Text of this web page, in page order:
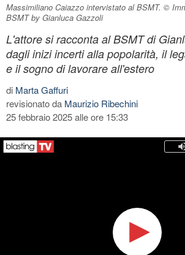
Massimiliano Caiazzo intervistato al BSMT. ©
BSMT by Gianluca Gazzoli
L'attore si racconta al BSMT di
dagli inizi incerti alla popolarità, il
e il sogno di lavorare all'estero
di Marta Gaffuri
revisionato da Maurizio Ribechini
25 febbraio 2025 alle ore 15:33